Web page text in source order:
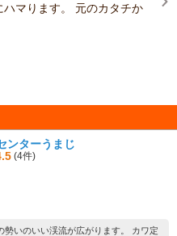
マります。 元のカタチか
ンターうまじ
(4件)
いのいい渓流が広がります。 カワ定